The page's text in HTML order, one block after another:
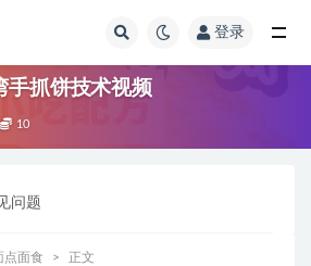
登录
手抓饼技术视频
10
问题
点面食 正文